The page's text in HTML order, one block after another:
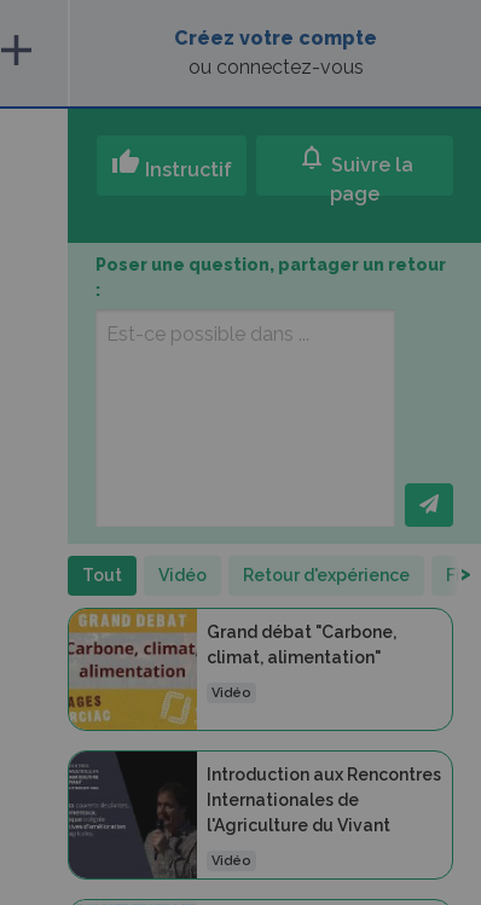
add
Créez votre compte
ou connectez-vous
thumb_up Instructif notifications Suivre la
page
Poser une question, partager un retour
:
Tout Vidéo Retour d'expérience >
Grand débat "Carbone,
climat, alimentation"
Vidéo
Introduction aux Rencontres
Internationales de
l'Agriculture du Vivant
Vidéo